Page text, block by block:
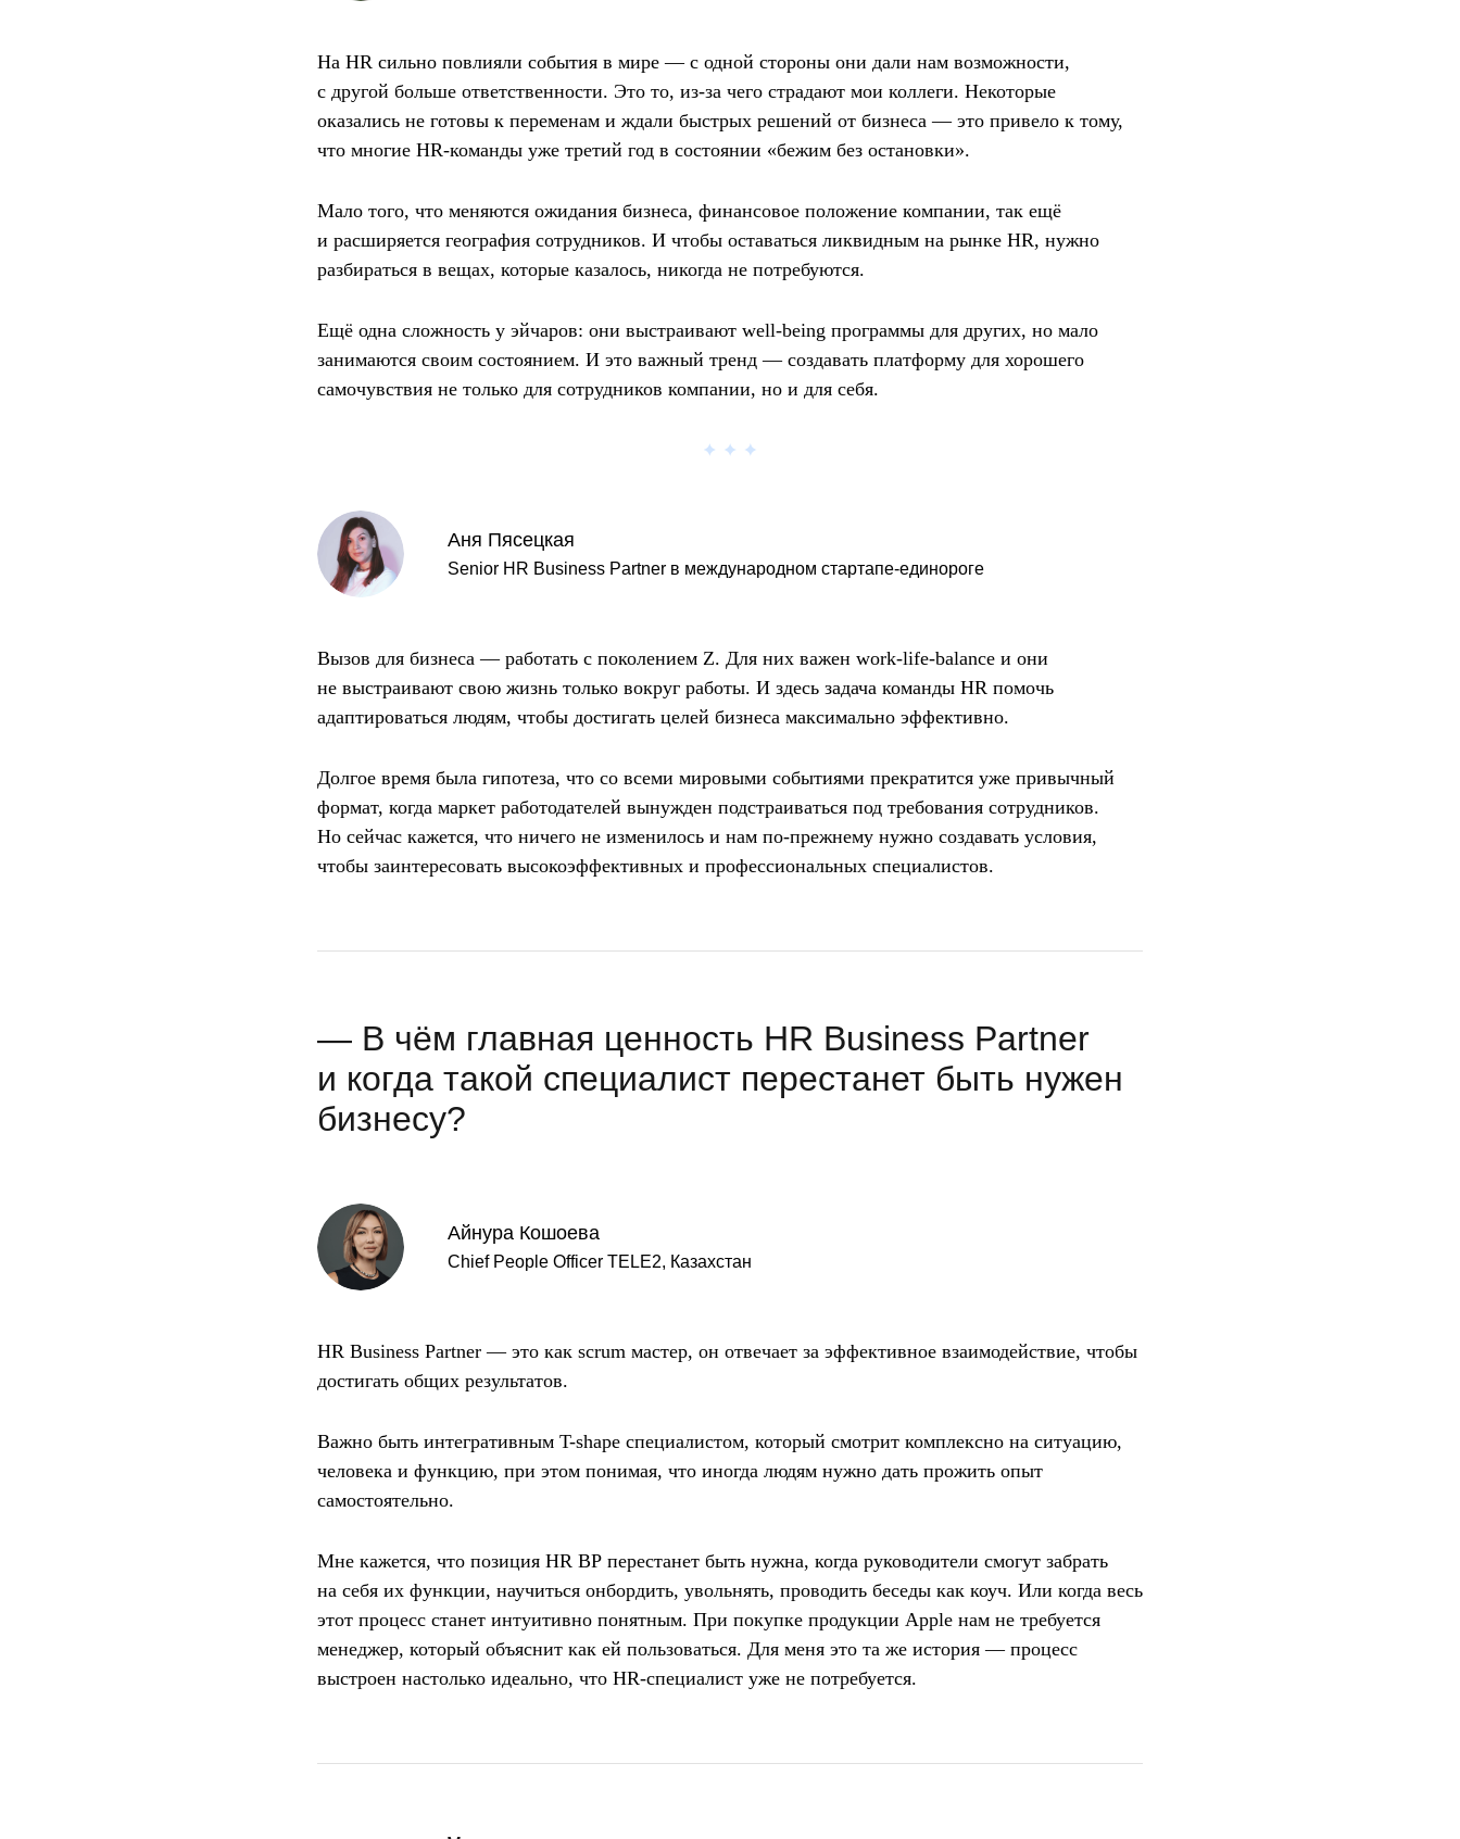
На HR сильно повлияли события в мире — с одной стороны они дали нам возможности,
с другой больше ответственности. Это то, из-за чего страдают мои коллеги. Некоторые
оказались не готовы к переменам и ждали быстрых решений от бизнеса — это привело к тому,
что многие HR-команды уже третий год в состоянии «бежим без остановки».
Мало того, что меняются ожидания бизнеса, финансовое положение компании, так ещё
и расширяется география сотрудников. И чтобы оставаться ликвидным на рынке HR, нужно
разбираться в вещах, которые казалось, никогда не потребуются.
Ещё одна сложность у эйчаров: они выстраивают well-being программы для других, но мало
занимаются своим состоянием. И это важный тренд — создавать платформу для хорошего
самочувствия не только для сотрудников компании, но и для себя.
Аня Пясецкая
Senior HR Business Partner в международном стартапе-единороге
Вызов для бизнеса — работать с поколением Z. Для них важен work-life-balance и они
не выстраивают свою жизнь только вокруг работы. И здесь задача команды HR помочь
адаптироваться людям, чтобы достигать целей бизнеса максимально эффективно.
Долгое время была гипотеза, что со всеми мировыми событиями прекратится уже привычный
формат, когда маркет работодателей вынужден подстраиваться под требования сотрудников.
Но сейчас кажется, что ничего не изменилось и нам по-прежнему нужно создавать условия,
чтобы заинтересовать высокоэффективных и профессиональных специалистов.
— В чём главная ценность HR Business Partner
и когда такой специалист перестанет быть нужен
бизнесу?
Айнура Кошоева
Chief People Officer TELE2, Казахстан
HR Business Partner — это как scrum мастер, он отвечает за эффективное взаимодействие, чтобы
достигать общих результатов.
Важно быть интегративным T-shape специалистом, который смотрит комплексно на ситуацию,
человека и функцию, при этом понимая, что иногда людям нужно дать прожить опыт
самостоятельно.
Мне кажется, что позиция HR BP перестанет быть нужна, когда руководители смогут забрать
на себя их функции, научиться онбордить, увольнять, проводить беседы как коуч. Или когда весь
этот процесс станет интуитивно понятным. При покупке продукции Apple нам не требуется
менеджер, который объяснит как ей пользоваться. Для меня это та же история — процесс
выстроен настолько идеально, что HR-специалист уже не потребуется.